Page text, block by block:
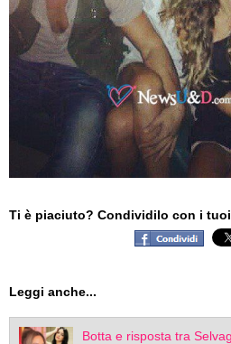
Ti è piaciuto? Condividilo con i
Leggi anche...
Botta e risposta tra